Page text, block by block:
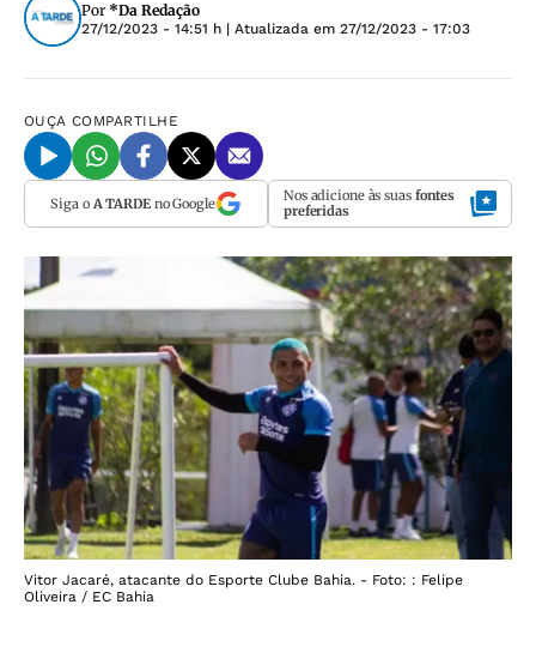
Por *Da Redação
27/12/2023 - 14:51 h | Atualizada em 27/12/2023 - 17:03
OUÇA COMPARTILHE
Siga o A TARDEno Google Nos adicione às suas fontes
preferidas
Vitor Jacaré, atacante do Esporte Clube Bahia. - Foto: : Felipe
Oliveira / EC Bahia